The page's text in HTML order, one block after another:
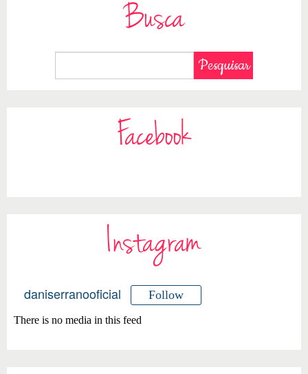
Busca
Facebook
Instagram
daniserranooficial Follow
There is no media in this feed